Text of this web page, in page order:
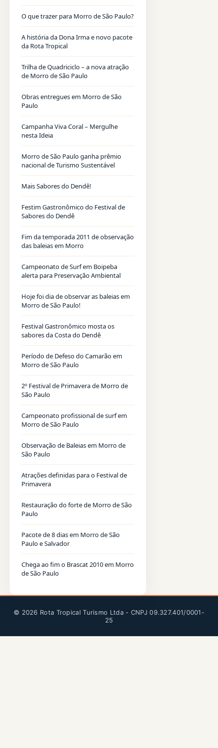
O que trazer para Morro de São Paulo?
A história da Dona Irma e novo pacote
da Rota Tropical
Trilha de Quadriciclo – a nova atração
de Morro de São Paulo
Obras entregues em Morro de São
Paulo
Campanha Viva Coral – Mergulhe
nesta Ideia
Morro de São Paulo ganha prêmio
nacional de Turismo Sustentável
Mais Sabores do Dendê!
Festim Gastronômico do Festival de
Sabores do Dendê
Fim da temporada 2011 de observação
das baleias em Morro
Campeonato de Surf em Boipeba
alerta para Preservação Ambiental
Hoje foi dia de observar as baleias em
Morro de São Paulo!
Festival Gastronômico mosta os
sabores da Costa do Dendê
Período de Defeso do Camarão em
Morro de São Paulo
2º Festival de Primavera de Morro de
São Paulo
Campeonato profissional de surf em
Morro de São Paulo
Observação de Baleias em Morro de
São Paulo
Atrações definidas para o Festival de
Primavera
Restauração do forte de Morro de São
Paulo
Pacote de 8 dias em Morro de São
Paulo e Salvador
Chega ao fim o Brascat 2010 em Morro
de São Paulo
© 2026 Rota Tropical Turismo Ltda - CNPJ 09.327.401/0001-
25